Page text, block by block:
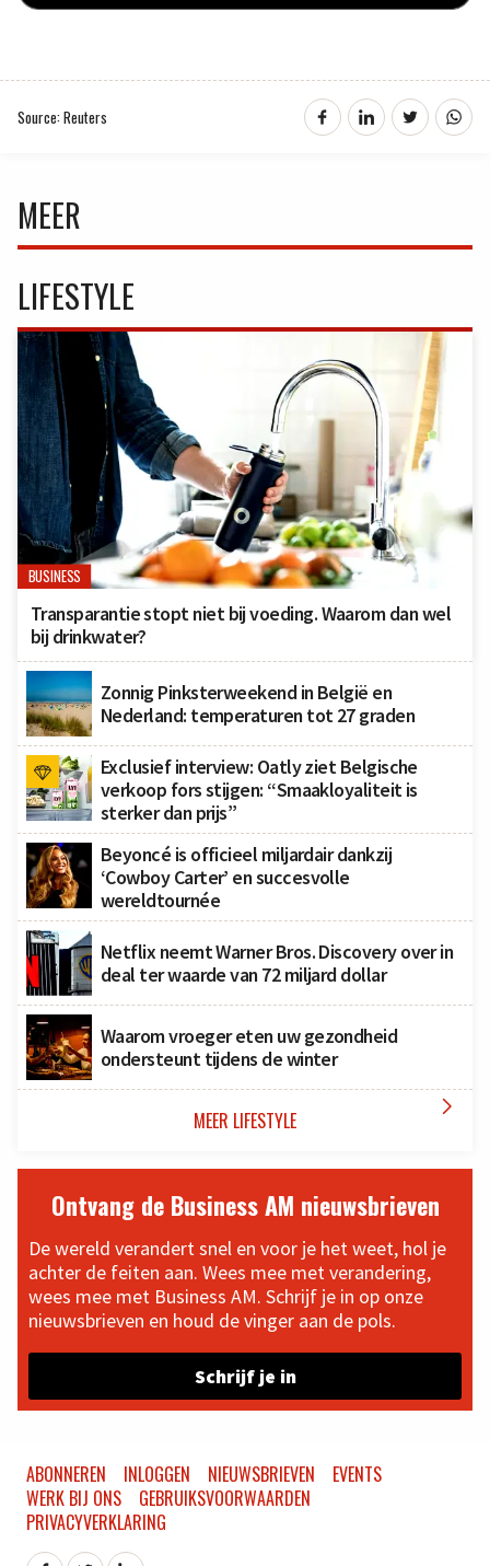
Source: Reuters
MEER
LIFESTYLE
BUSINESS
Transparantie stopt niet bij voeding. Waarom dan wel
bij drinkwater?
Zonnig Pinksterweekend in België en
Nederland: temperaturen tot 27 graden
Exclusief interview: Oatly ziet Belgische
verkoop fors stijgen: “Smaakloyaliteit is
sterker dan prijs”
Beyoncé is officieel miljardair dankzij
‘Cowboy Carter’ en succesvolle
wereldtournée
Netflix neemt Warner Bros. Discovery over in
deal ter waarde van 72 miljard dollar
Waarom vroeger eten uw gezondheid
ondersteunt tijdens de winter
MEER LIFESTYLE 
Ontvang de Business AM nieuwsbrieven
De wereld verandert snel en voor je het weet, hol je
achter de feiten aan. Wees mee met verandering,
wees mee met Business AM. Schrijf je in op onze
nieuwsbrieven en houd de vinger aan de pols.
Schrijf je in
ABONNEREN INLOGGEN NIEUWSBRIEVEN
EVENTS
WERK BIJ ONS
GEBRUIKSVOORWAARDEN
PRIVACYVERKLARING